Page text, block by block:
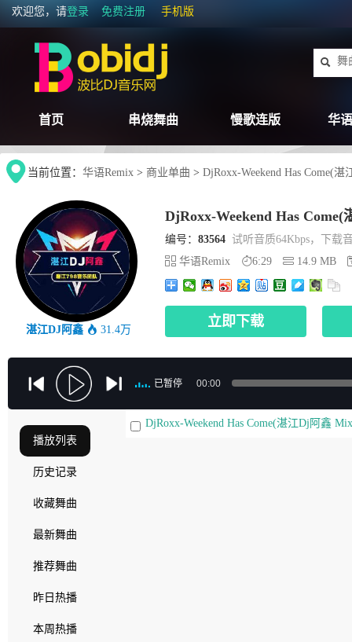
欢迎您，请登录 免费注册 手机版
首页 串烧舞曲 慢歌连版 华
当前位置： 华语Remix > 商业单曲 > DjRoxx-Weekend Has Come(
湛江DJ阿鑫 31.4万
DjRoxx-Weekend Has
编号： 83564 试听音质64Kbps，下载
华语Remix
6:29 14.9 MB
立即下载
已暂停 00:00
播放列表
历史记录
收藏舞曲
最新舞曲
推荐舞曲
昨日热播
本周热播
DjRoxx-Weekend Has Come(湛江Dj阿鑫